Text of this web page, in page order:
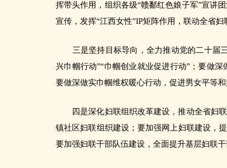
挥带头作用，组织各级“赣鄱红色娘子军”宣讲
宣传，发挥“江西女性”IP矩阵作用，联动全省
三是坚持目标导向，全力推动党的二十届三
兴巾帼行动”“巾帼创业就业促进行动”；要做
要做深做实巾帼维权暖心行动，促进男女平等
四是深化妇联组织改革建设，推动全省妇联
镇社区妇联组织建设；要加强网上妇联建设，
要加强妇联干部队伍建设，全面提升基层妇联